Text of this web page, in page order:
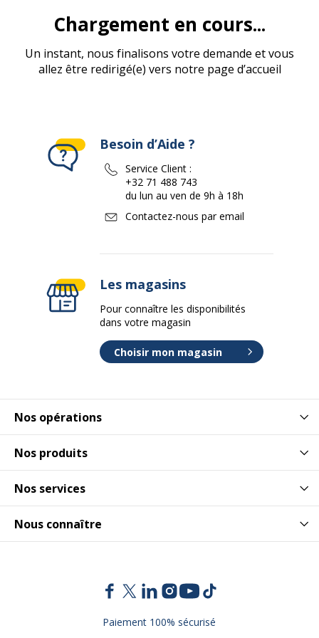
Chargement en cours...
Un instant, nous finalisons votre demande et vous
allez être redirigé(e) vers notre page d’accueil
Nos opérations
Nos produits
Nos services
Nous connaître
Besoin d’Aide ?
Service Client :
+32 71 488 743
du lun au ven de 9h à 18h
Contactez-nous par email
Les magasins
Pour connaître les disponibilités
dans votre magasin
Choisir mon magasin
Paiement 100% sécurisé